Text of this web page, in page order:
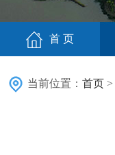
首 页
当前位置： 首页 >